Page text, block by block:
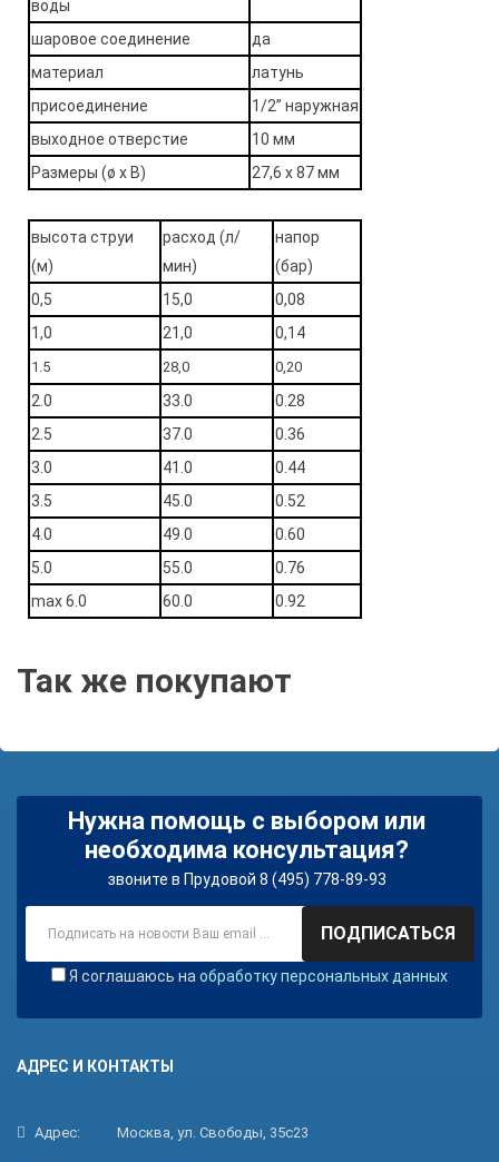
воды
шаровое соединение
да
материал
латунь
присоединение
1/2’’ наружная
выходное отверстие
10 мм
Размеры (ø x В)
27,6 x 87 мм
высота струи
(м)
расход (л/
мин)
напор
(бар)
0,5
15,0
0,08
1,0
21,0 0,14
1.5 28,0 0,20
2.0 33.0
0.28
2.5
37.0
0.36
3.0
41.0
0.44
3.5
45.0
0.52
4.0
49.0
0.60
5.0
55.0
0.76
max 6.0
60.0 0.92
Так же покупают
Нужна помощь с выбором или
необходима консультация?
звоните в Прудовой 8 (495) 778-89-93
ПОДПИСАТЬСЯ
Я соглашаюсь на обработку персональных данных
АДРЕС И КОНТАКТЫ
Адрес: Москва, ул. Свободы, 35с23